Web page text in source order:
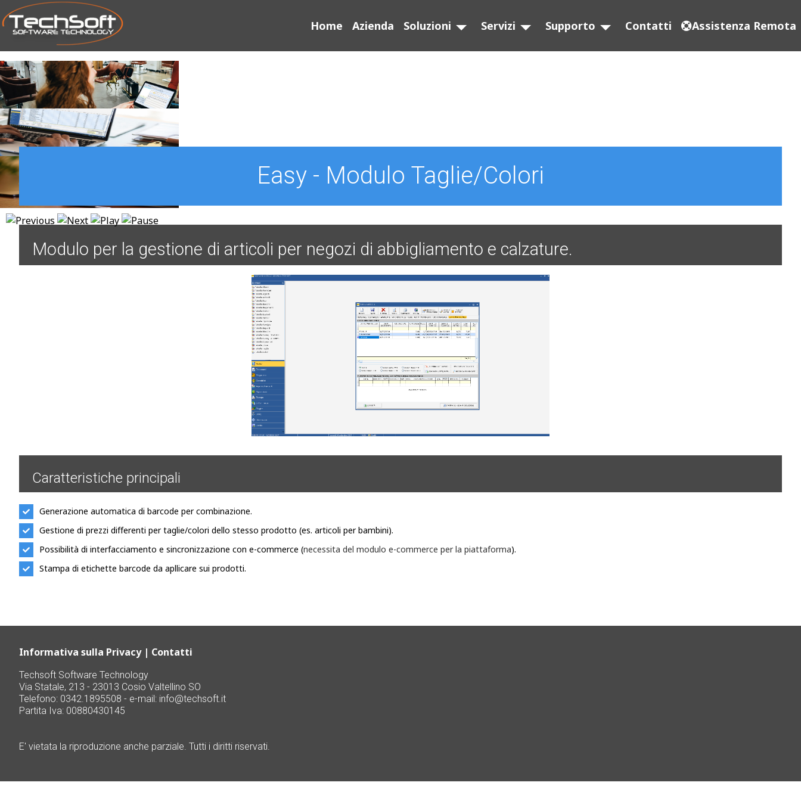
SKIP TO MAIN CONTENT
Home Azienda Soluzioni Servizi Supporto Contatti Assistenza Remota
Easy - Modulo Taglie/Colori
Modulo per la gestione di articoli per negozi di abbigliamento e calzature.
Caratteristiche principali
Generazione automatica di barcode per combinazione.
Gestione di prezzi differenti per taglie/colori dello stesso prodotto (es. articoli per bambini).
Possibilità di interfacciamento e sincronizzazione con e-commerce (necessita del modulo e-commerce per la piattaforma).
Stampa di etichette barcode da apllicare sui prodotti.
Informativa sulla Privacy| Contatti
Techsoft Software Technology
Via Statale, 213 - 23013 Cosio Valtellino SO
Telefono: 0342.1895508 - e-mail: info@techsoft.it
Partita Iva: 00880430145
E' vietata la riproduzione anche parziale. Tutti i diritti riservati.